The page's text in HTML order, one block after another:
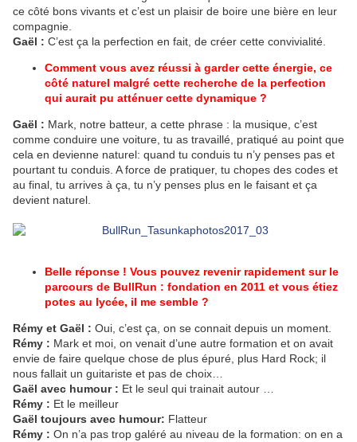
ce côté bons vivants et c’est un plaisir de boire une bière en leur
compagnie.
Gaël : C’est ça la perfection en fait, de créer cette convivialité.
Comment vous avez réussi à garder cette énergie, ce
côté naturel malgré cette recherche de la perfection
qui aurait pu atténuer cette dynamique ?
Gaël : Mark, notre batteur, a cette phrase : la musique, c’est
comme conduire une voiture, tu as travaillé, pratiqué au point que
cela en devienne naturel: quand tu conduis tu n’y penses pas et
pourtant tu conduis. A force de pratiquer, tu chopes des codes et
au final, tu arrives à ça, tu n’y penses plus en le faisant et ça
devient naturel.
Belle réponse ! Vous pouvez revenir rapidement sur le
parcours de BullRun : fondation en 2011 et vous étiez
potes au lycée, il me semble ?
Rémy et Gaël : Oui, c’est ça, on se connait depuis un moment.
Rémy : Mark et moi, on venait d’une autre formation et on avait
envie de faire quelque chose de plus épuré, plus Hard Rock; il
nous fallait un guitariste et pas de choix…
Gaël avec humour : Et le seul qui trainait autour …
Rémy : Et le meilleur
Gaël toujours avec humour: Flatteur
Rémy : On n’a pas trop galéré au niveau de la formation: on en a